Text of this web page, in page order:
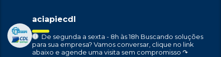
aciapiecdl
De segunda a sexta - 8h às 18h Buscando soluções
para sua empresa? Vamos conversar, clique no link
abaixo e agende uma visita sem compromisso ↷